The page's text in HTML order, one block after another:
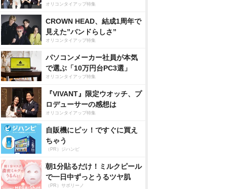
オリコンタイアップ特集
CROWN HEAD、結成1周年で
見えた”バンドらしさ”
オリコンタイアップ特集
パソコンメーカー社員が本気
で選ぶ「10万円台PC3選」
オリコンタイアップ特集
『VIVANT』限定ウオッチ、プ
ロデューサーの感想は
オリコンタイアップ特集
自販機にピッ！ですぐに買え
ちゃう
（PR）ジハンピ
朝1分貼るだけ！ミルクピール
で一日中ずっとうるツヤ肌
（PR）サボリーノ